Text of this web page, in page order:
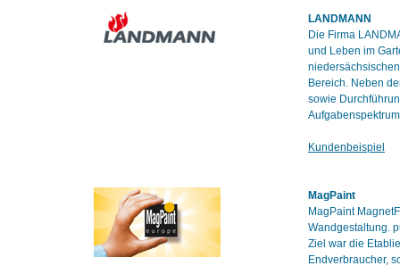
LANDMANN
Die Firma
und Leben im
Bereich. Neben
sowie
Kundenbeispiel
MagPaint
MagPaint
Wandgestaltung.
Ziel war die
Endverbraucher,